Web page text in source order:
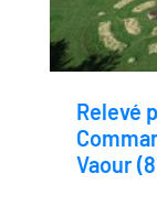
Relevé
Vaour